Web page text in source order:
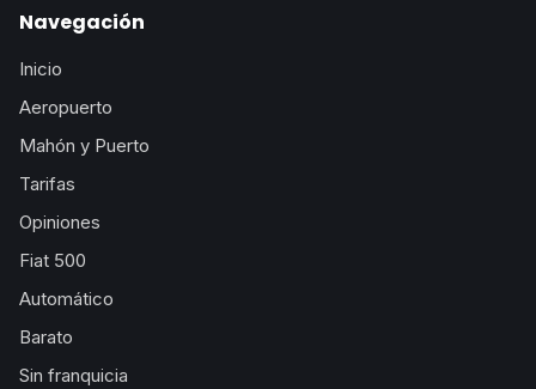
Navegación
Inicio
Aeropuerto
Mahón y Puerto
Tarifas
Opiniones
Fiat 500
Automático
Barato
Sin franquicia